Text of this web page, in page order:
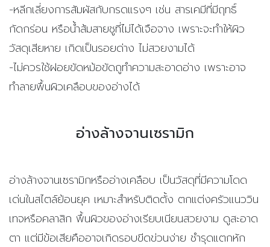
-หลีกเลี่ยงการสัมผัสกับกรดแรงๆ เช่น สารเคมีที่มีฤทธิ์
กัดกร่อน หรือน้ำส้มสายชูที่ไม่ได้เจือจาง เพราะจะทำให้ผิว
วัสดุเสียหาย เกิดเป็นรอยด่าง ไม่สวยงามได้
-ไม่ควรใช้ฝอยขัดหม้อขัดถูทำความสะอาดอ่าง เพราะอาจ
ทำลายพื้นผิวเคลือบของอ่างได้
อ่างล้างจานเซรามิก
อ่างล้างจานเซรามิกหรืออ่างเคลือบ เป็นวัสดุที่มีความโดด
เด่นในสไตล์ย้อนยุค เหมาะสำหรับติดตั้ง ตกแต่งครัวแนววิน
เทจหรือคลาสิก พื้นผิวของอ่างเรียบเนียนสวยงาม ดูสะอาด
ตา แต่มีข้อเสียคืออาจเกิดรอบขีดข่วนง่าย ชำรุดแตกหัก